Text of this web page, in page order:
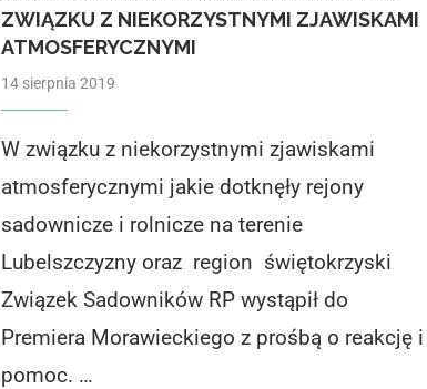
ZWIĄZKU Z NIEKORZYSTNYMI ZJAWISKAMI
ATMOSFERYCZNYMI
14 sierpnia 2019
W związku z niekorzystnymi zjawiskami
atmosferycznymi jakie dotknęły rejony
sadownicze i rolnicze na terenie
Lubelszczyzny oraz region świętokrzyski
Związek Sadowników RP wystąpił do
Premiera Morawieckiego z prośbą o reakcję i
pomoc. …